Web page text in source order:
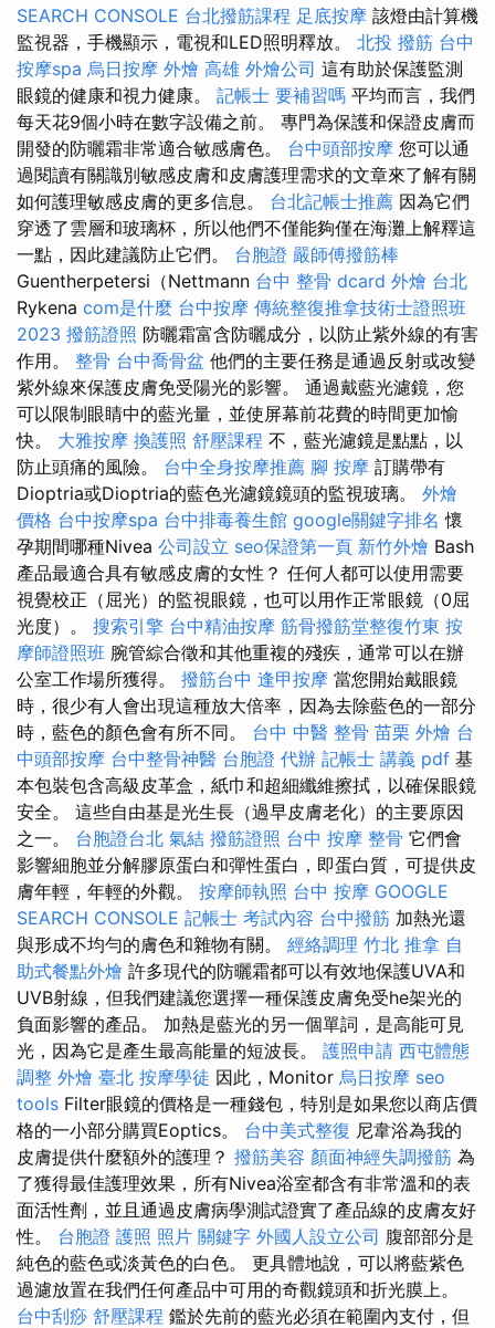
SEARCH CONSOLE 台北撥筋課程 足底按摩 該燈由計算機
監視器，手機顯示，電視和LED照明釋放。 北投 撥筋 台中
按摩spa 烏日按摩 外燴 高雄 外燴公司 這有助於保護監測
眼鏡的健康和視力健康。 記帳士 要補習嗎 平均而言，我們
每天花9個小時在數字設備之前。 專門為保護和保證皮膚而
開發的防曬霜非常適合敏感膚色。 台中頭部按摩 您可以通
過閱讀有關識別敏感皮膚和皮膚護理需求的文章來了解有關
如何護理敏感皮膚的更多信息。 台北記帳士推薦 因為它們
穿透了雲層和玻璃杯，所以他們不僅能夠僅在海灘上解釋這
一點，因此建議防止它們。 台胞證 嚴師傅撥筋棒
Guentherpetersi（Nettmann 台中 整骨 dcard 外燴 台北
Rykena com是什麼 台中按摩 傳統整復推拿技術士證照班
2023 撥筋證照 防曬霜富含防曬成分，以防止紫外線的有害
作用。 整骨 台中喬骨盆 他們的主要任務是通過反射或改變
紫外線來保護皮膚免受陽光的影響。 通過戴藍光濾鏡，您
可以限制眼睛中的藍光量，並使屏幕前花費的時間更加愉
快。 大雅按摩 換護照 舒壓課程 不，藍光濾鏡是點點，以
防止頭痛的風險。 台中全身按摩推薦 腳 按摩 訂購帶有
Dioptria或Dioptria的藍色光濾鏡鏡頭的監視玻璃。 外燴
價格 台中按摩spa 台中排毒養生館 google關鍵字排名 懷
孕期間哪種Nivea 公司設立 seo保證第一頁 新竹外燴 Bash
產品最適合具有敏感皮膚的女性？ 任何人都可以使用需要
視覺校正（屈光）的監視眼鏡，也可以用作正常眼鏡（0屈
光度）。 搜索引擎 台中精油按摩 筋骨撥筋堂整復竹東 按
摩師證照班 腕管綜合徵和其他重複的殘疾，通常可以在辦
公室工作場所獲得。 撥筋台中 逢甲按摩 當您開始戴眼鏡
時，很少有人會出現這種放大倍率，因為去除藍色的一部分
時，藍色的顏色會有所不同。 台中 中醫 整骨 苗栗 外燴 台
中頭部按摩 台中整骨神醫 台胞證 代辦 記帳士 講義 pdf 基
本包裝包含高級皮革盒，紙巾和超細纖維擦拭，以確保眼鏡
安全。 這些自由基是光生長（過早皮膚老化）的主要原因
之一。 台胞證台北 氣結 撥筋證照 台中 按摩 整骨 它們會
影響細胞並分解膠原蛋白和彈性蛋白，即蛋白質，可提供皮
膚年輕，年輕的外觀。 按摩師執照 台中 按摩 GOOGLE
SEARCH CONSOLE 記帳士 考試內容 台中撥筋 加熱光還
與形成不均勻的膚色和雜物有關。 經絡調理 竹北 推拿 自
助式餐點外燴 許多現代的防曬霜都可以有效地保護UVA和
UVB射線，但我們建議您選擇一種保護皮膚免受he架光的
負面影響的產品。 加熱是藍光的另一個單詞，是高能可見
光，因為它是產生最高能量的短波長。 護照申請 西屯體態
調整 外燴 臺北 按摩學徒 因此，Monitor 烏日按摩 seo
tools Filter眼鏡的價格是一種錢包，特別是如果您以商店價
格的一小部分購買Eoptics。 台中美式整復 尼韋浴為我的
皮膚提供什麼額外的護理？ 撥筋美容 顏面神經失調撥筋 為
了獲得最佳護理效果，所有Nivea浴室都含有非常溫和的表
面活性劑，並且通過皮膚病學測試證實了產品線的皮膚友好
性。 台胞證 護照 照片 關鍵字 外國人設立公司 腹部部分是
純色的藍色或淡黃色的白色。 更具體地說，可以將藍紫色
過濾放置在我們任何產品中可用的奇觀鏡頭和折光膜上。
台中刮痧 舒壓課程 鑑於先前的藍光必須在範圍內支付，但